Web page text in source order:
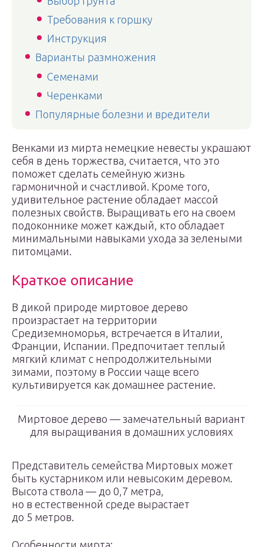
Требования к горшку
Инструкция
Варианты размножения
Семенами
Черенками
Популярные болезни и вредители
Венками из мирта немецкие невесты украшают
себя в день торжества, считается, что это
поможет сделать семейную жизнь
гармоничной и счастливой. Кроме того,
удивительное растение обладает массой
полезных свойств. Выращивать его на своем
подоконнике может каждый, кто обладает
минимальными навыками ухода за зелеными
питомцами.
Краткое описание
В дикой природе миртовое дерево
произрастает на территории
Средиземноморья, встречается в Италии,
Франции, Испании. Предпочитает теплый
мягкий климат с непродолжительными
зимами, поэтому в России чаще всего
культивируется как домашнее растение.
Миртовое дерево — замечательный вариант
для выращивания в домашних условиях
Представитель семейства Миртовых может
быть кустарником или невысоким деревом.
Высота ствола — до 0,7 метра,
но в естественной среде вырастает
до 5 метров.
Особенности мирта: